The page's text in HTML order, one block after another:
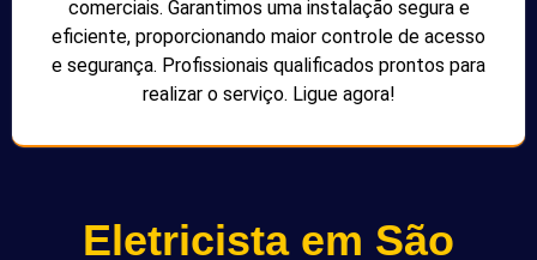
comerciais. Garantimos uma instalação segura e
eficiente, proporcionando maior controle de acesso
e segurança. Profissionais qualificados prontos para
realizar o serviço. Ligue agora!
Eletricista em São